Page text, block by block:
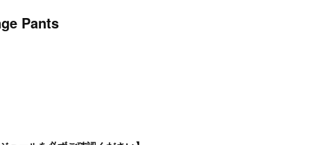
Pants